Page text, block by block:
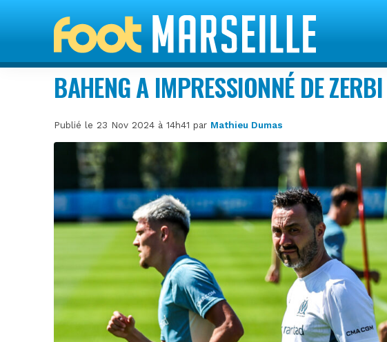
BAHENG A IMPRESSIONNÉ DE ZERBI
Publié le 23 Nov 2024 à 14h41 par Mathieu Dumas